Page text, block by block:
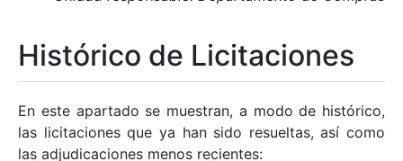
Mostrar/Ocultar
Mostrar/Ocultar
Histórico de Licitaciones
En este apartado se muestran, a modo de histórico,
las licitaciones que ya han sido resueltas, así como
las adjudicaciones menos recientes: